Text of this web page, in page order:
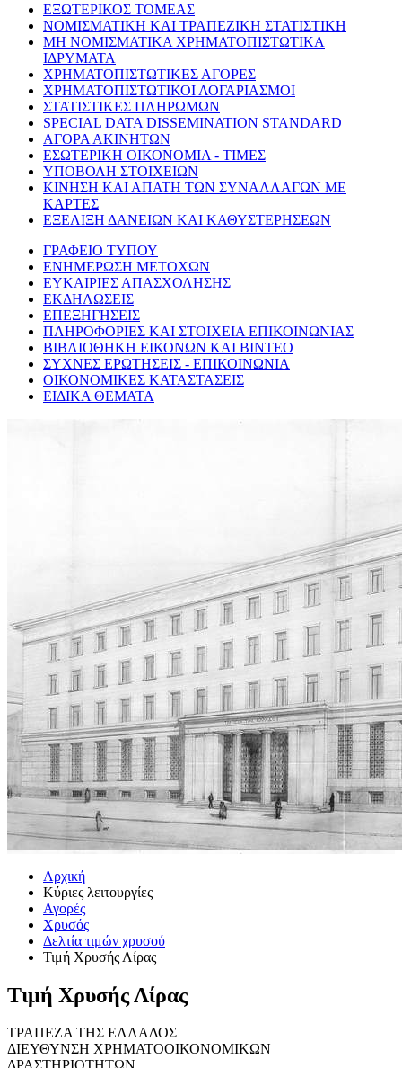
ΕΞΩΤΕΡΙΚΟΣ ΤΟΜΕΑΣ
ΝΟΜΙΣΜΑΤΙΚΗ ΚΑΙ ΤΡΑΠΕΖΙΚΗ ΣΤΑΤΙΣΤΙΚΗ
ΜΗ ΝΟΜΙΣΜΑΤΙΚΑ ΧΡΗΜΑΤΟΠΙΣΤΩΤΙΚΑ
ΙΔΡΥΜΑΤΑ
ΧΡΗΜΑΤΟΠΙΣΤΩΤΙΚΕΣ ΑΓΟΡΕΣ
ΧΡΗΜΑΤΟΠΙΣΤΩΤΙΚΟΙ ΛΟΓΑΡΙΑΣΜΟΙ
ΣΤΑΤΙΣΤΙΚΕΣ ΠΛΗΡΩΜΩΝ
SPECIAL DATA DISSEMINATION STANDARD
ΑΓΟΡΑ ΑΚΙΝΗΤΩΝ
ΕΣΩΤΕΡΙΚΗ ΟΙΚΟΝΟΜΙΑ - ΤΙΜΕΣ
ΥΠΟΒΟΛΗ ΣΤΟΙΧΕΙΩΝ
ΚΙΝΗΣΗ ΚΑΙ ΑΠΑΤΗ ΤΩΝ ΣΥΝΑΛΛΑΓΩΝ ΜΕ
ΚΑΡΤΕΣ
ΕΞΕΛΙΞΗ ΔΑΝΕΙΩΝ ΚΑΙ ΚΑΘΥΣΤΕΡΗΣΕΩΝ
ΓΡΑΦΕΙΟ ΤΥΠΟΥ
ΕΝΗΜΕΡΩΣΗ ΜΕΤΟΧΩΝ
ΕΥΚΑΙΡΙΕΣ ΑΠΑΣΧΟΛΗΣΗΣ
ΕΚΔΗΛΩΣΕΙΣ
ΕΠΕΞΗΓΗΣΕΙΣ
ΠΛΗΡΟΦΟΡΙΕΣ ΚΑΙ ΣΤΟΙΧΕΙΑ ΕΠΙΚΟΙΝΩΝΙΑΣ
ΒΙΒΛΙΟΘΗΚΗ ΕΙΚΟΝΩΝ ΚΑΙ ΒΙΝΤΕΟ
ΣΥΧΝΕΣ ΕΡΩΤΗΣΕΙΣ - ΕΠΙΚΟΙΝΩΝΙΑ
ΟΙΚΟΝΟΜΙΚΕΣ ΚΑΤΑΣΤΑΣΕΙΣ
ΕΙΔΙΚΑ ΘΕΜΑΤΑ
Αρχική
Κύριες λειτουργίες
Αγορές
Χρυσός
Δελτία τιμών χρυσού
Τιμή Χρυσής Λίρας
Τιμή Χρυσής Λίρας
ΤΡΑΠΕΖΑ ΤΗΣ ΕΛΛΑΔΟΣ
ΔΙΕΥΘΥΝΣΗ ΧΡΗΜΑΤΟΟΙΚΟΝΟΜΙΚΩΝ